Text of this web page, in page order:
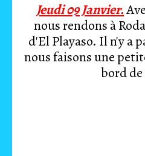
Jeudi 09 Janvier.
nous rendons à
d'El Playaso. Il n'y a
nous faisons une
bord